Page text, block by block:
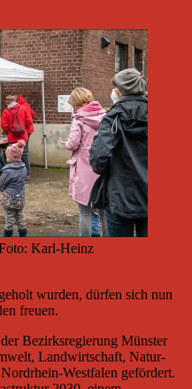
Karl-Heinz
wurden, dürfen sich nun
freuen.
Bezirksregierung Münster
Landwirtschaft, Natur-
Westfalen gefördert.